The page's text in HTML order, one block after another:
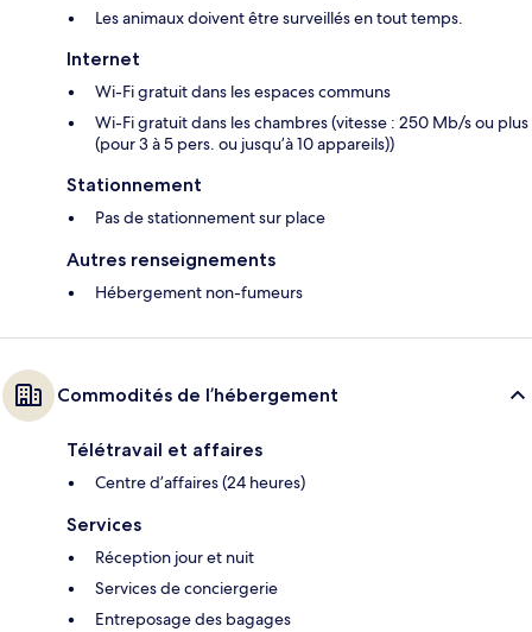
Les animaux doivent être surveillés en tout temps.
Internet
Wi-Fi gratuit dans les espaces communs
Wi-Fi gratuit dans les chambres (vitesse : 250 Mb/s ou plus
(pour 3 à 5 pers. ou jusqu’à 10 appareils))
Stationnement
Pas de stationnement sur place
Autres renseignements
Hébergement non-fumeurs
Commodités de l’hébergement
Télétravail et affaires
Centre d’affaires (24 heures)
Services
Réception jour et nuit
Services de conciergerie
Entreposage des bagages